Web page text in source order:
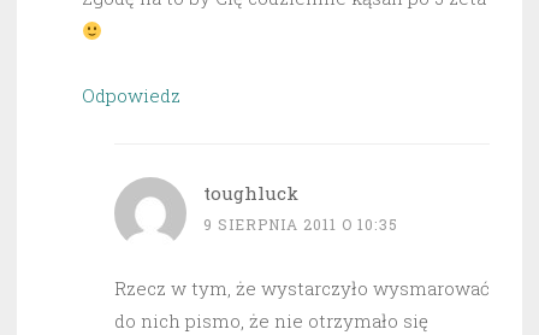
Odpowiedz
toughluck
9 SIERPNIA 2011 O 10:35
Rzecz w tym, że wystarczyło wysmarować
do nich pismo, że nie otrzymało się